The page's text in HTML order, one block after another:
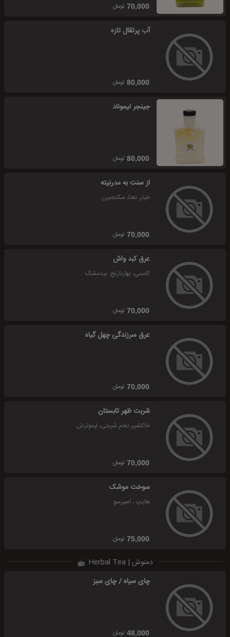
70,000 تومان
آب پرتقال تازه
80,000 تومان
جینجر لیموناد
80,000 تومان
از سنت به مدرنیته
خیار، نعنا، سکنجبین
70,000 تومان
عرق کبد واش
کاسنی، بهارنارنج، بیدمشک
70,000 تومان
عرق سرزندگی چهل گیاه
70,000 تومان
شربت ظهر تابستان
خاکشیر، تخم شربتی، لیموترش
70,000 تومان
سوخت موشک
هایپ ، اسپرسو
75,000 تومان
دمنوش | Herbal Tea
چای سیاه / چای سبز
48,000 تومان